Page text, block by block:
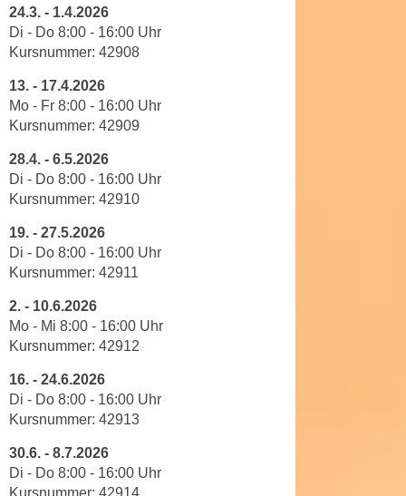
24.3. - 1.4.2026
Di - Do 8:00 - 16:00 Uhr
Kursnummer: 42908
13. - 17.4.2026
Mo - Fr 8:00 - 16:00 Uhr
Kursnummer: 42909
28.4. - 6.5.2026
Di - Do 8:00 - 16:00 Uhr
Kursnummer: 42910
19. - 27.5.2026
Di - Do 8:00 - 16:00 Uhr
Kursnummer: 42911
2. - 10.6.2026
Mo - Mi 8:00 - 16:00 Uhr
Kursnummer: 42912
16. - 24.6.2026
Di - Do 8:00 - 16:00 Uhr
Kursnummer: 42913
30.6. - 8.7.2026
Di - Do 8:00 - 16:00 Uhr
Kursnummer: 42914
e
i
t
e
r
e
o
o
i
e
s
f
ü
r
a
r
k
e
w
e
h
e
I
h
r
e
D
a
e
n
e
n
e
m
d